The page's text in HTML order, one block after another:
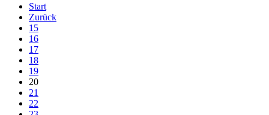
Start
Zurück
15
16
17
18
19
20
21
22